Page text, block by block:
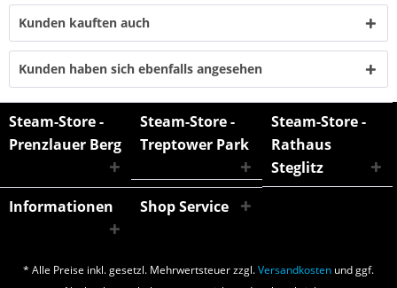
Kunden kauften auch
Kunden haben sich ebenfalls angesehen
Steam-Store -
Prenzlauer Berg
Steam-Store -
Treptower Park
Steam-Store -
Rathaus
Steglitz
Informationen
Shop Service
* Alle Preise inkl. gesetzl. Mehrwertsteuer zzgl.Versandkosten und ggf.